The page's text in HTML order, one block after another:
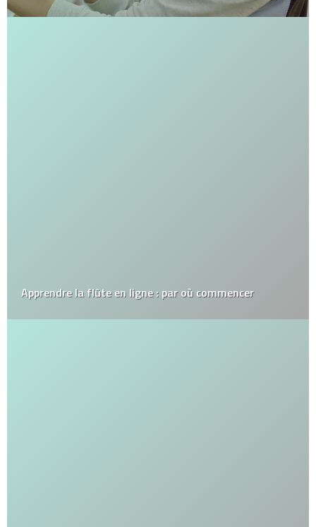
Apprendre la flûte en ligne : par où commencer